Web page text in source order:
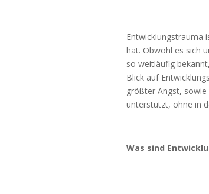
Entwicklungstrauma
hat. Obwohl es sich
so weitläufig
Blick auf
größter Angst,
unterstützt, ohne in
Was sind